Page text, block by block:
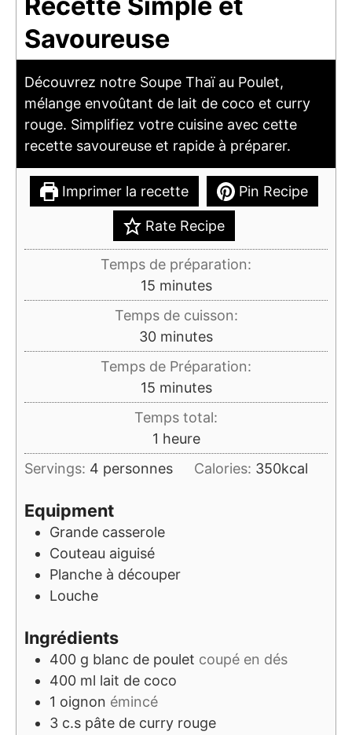
Recette Simple et
Savoureuse
Découvrez notre Soupe Thaï au Poulet,
mélange envoûtant de lait de coco et curry
rouge. Simplifiez votre cuisine avec cette
recette savoureuse et rapide à préparer.
Imprimer la recette Pin Recipe
Rate Recipe
Temps de préparation:
15minutes
minutes
Temps de cuisson:
30minutes
minutes
Temps de Préparation:
15minutes
minutes
Temps total:
1 heure
heure
Servings: 4 personnes Calories: 350kcal
Equipment
Grande casserole
Couteau aiguisé
Planche à découper
Louche
Ingrédients
400 g blanc de poulet coupé en dés
400 ml lait de coco
1 oignon émincé
3 c.s pâte de curry rouge